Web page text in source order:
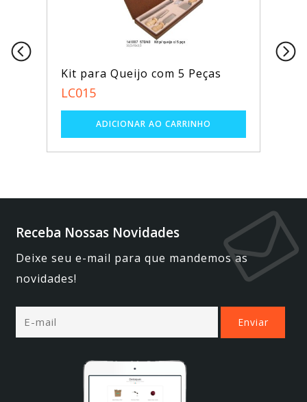
Kit para Queijo com 5 Peças
LC015
Receba Nossas Novidades
Deixe seu e-mail para que mandemos as
novidades!